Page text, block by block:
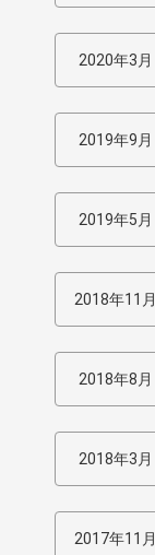
2020年3月
2019年9月
2019年5月
2018年11月
2018年8月
2018年3月
2017年11月